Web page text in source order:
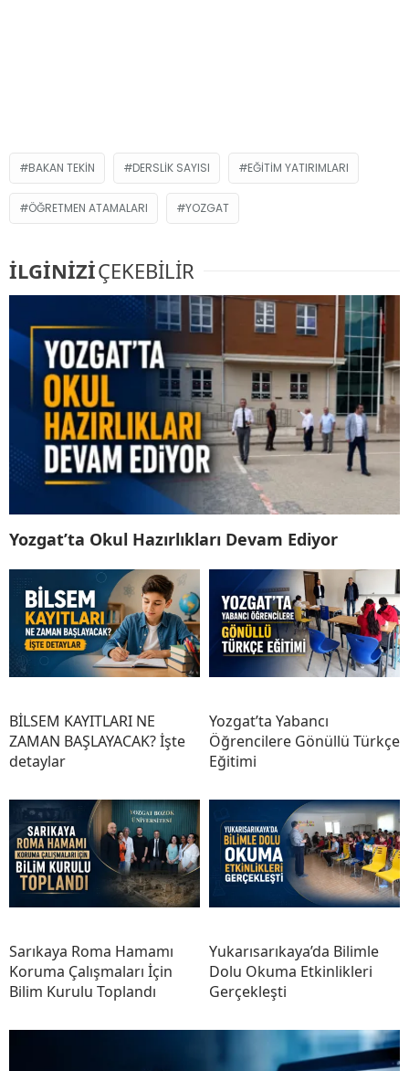
BAKAN TEKIN DERSLIK SAYISI EĞITIM YATIRIMLARI
ÖĞRETMEN ATAMALARI YOZGAT
İLGİNİZİÇEKEBİLİR
Yozgat’ta Okul Hazırlıkları Devam Ediyor
BİLSEM KAYITLARI NE
ZAMAN BAŞLAYACAK? İşte
detaylar
Yozgat’ta Yabancı
Öğrencilere Gönüllü Türkçe
Eğitimi
Sarıkaya Roma Hamamı
Koruma Çalışmaları İçin
Bilim Kurulu Toplandı
Yukarısarıkaya’da Bilimle
Dolu Okuma Etkinlikleri
Gerçekleşti